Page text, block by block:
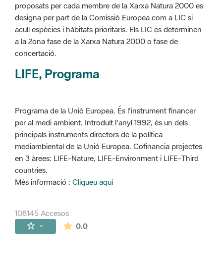
proposats per cada membre de la Xarxa Natura 2000 es
designa per part de la Comissió Europea com a LIC si
acull espècies i hàbitats prioritaris. Els LIC es determinen
a la 2ona fase de la Xarxa Natura 2000 o fase de
concertació.
LIFE, Programa
Programa de la Unió Europea. És l'instrument financer
per al medi ambient. Introduït l'anyl 1992, és un dels
principals instruments directors de la política
mediambiental de la Unió Europea. Cofinancia projectes
en 3 àrees: LIFE-Nature, LIFE-Environment i LIFE-Third
countries.
Més informació : Cliqueu aquí
108145 Accesos
- 0.0La valoración media es de 0 estrellas de